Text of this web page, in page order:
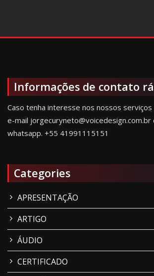
Informações de contato
Caso tenha interesse nos nossos
e-mail jorgecuryneto@voicedesign.com.br
whatsapp. +55 41991115151
Categories
APRESENTAÇÃO
ARTIGO
ÁUDIO
CERTIFICADO